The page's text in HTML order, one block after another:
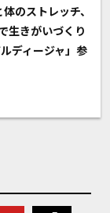
のストレッチ、
生きがいづくり
ディージャ」参